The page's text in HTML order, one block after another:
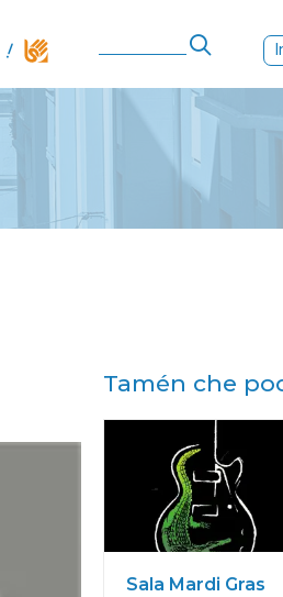
Tamén che
Sala Mardi Gras